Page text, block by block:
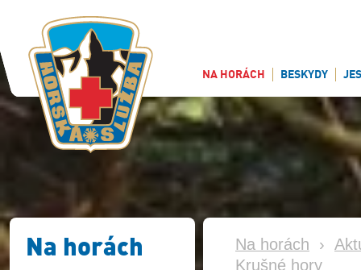
NA HORÁCH BESKYDY
Na horách Na horách ›
Krušné hory